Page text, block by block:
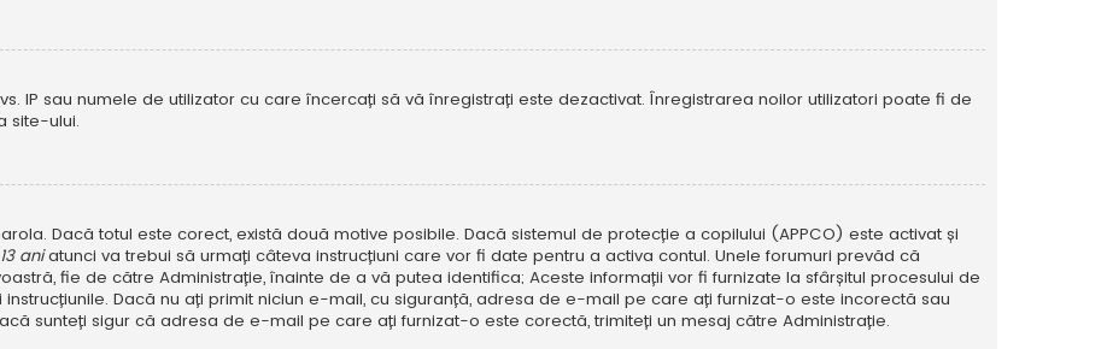
IP sau numele de utilizator cu care încercați să vă înregistrați este dezactivat. Înregistrarea noilor utilizatori poate fi de
site-ului.
Dacă totul este corect, există două motive posibile. Dacă sistemul de protecție a copilului (APPCO) este activat și
aniatunci va trebui să urmați câteva instrucțiuni care vor fi date pentru a activa contul. Unele forumuri prevăd că
fie de către Administrație, înainte de a vă putea identifica; Aceste informații vor fi furnizate la sfârșitul procesului de
Dacă nu ați primit niciun e-mail, cu siguranță, adresa de e-mail pe care ați furnizat-o este incorectă sau
sunteți sigur că adresa de e-mail pe care ați furnizat-o este corectă, trimiteți un mesaj către Administrație.